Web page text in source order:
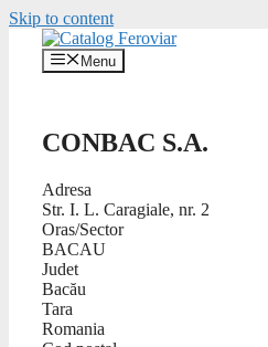
Skip to content
Menu
CONBAC S.A.
Adresa
Str. I. L. Caragiale, nr. 2
Oras/Sector
BACAU
Judet
Bacău
Tara
Romania